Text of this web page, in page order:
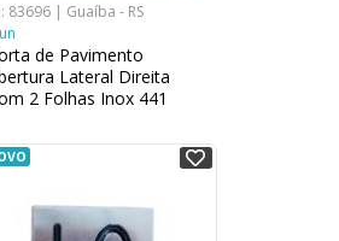
83696 | Guaíba - RS
de Pavimento
Lateral Direita
2 Folhas Inox 441